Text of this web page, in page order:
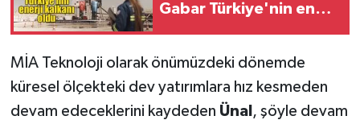
Gabar Türkiye'nin enerji
MİA Teknoloji olarak önümüzdeki dönemde
küresel ölçekteki dev yatırımlara hız kesmeden
devam edeceklerini kaydeden Ünal , şöyle devam